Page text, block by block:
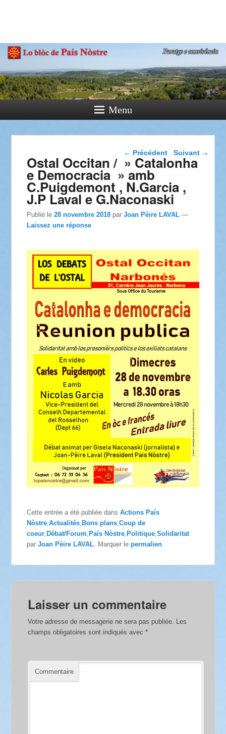
Paratge e Convivència
Menu
Navigation dans les
articles
← Précédent Suivant →
Ostal Occitan / » Catalonha
e Democracia » amb
C.Puigdemont , N.Garcia ,
J.P Laval e G.Naconaski
Publié le28 novembre 2018 parJoan Pèire LAVAL —
Laissez une réponse
Cette entrée a été publiée dansActions País
Nòstre,Actualités, Bons plans,Coup de
coeur, Débat/Forum, País Nòstre, Politique,Solidaritat
parJoan Pèire LAVAL. Marquer lepermalien.
Laisser un commentaire
Votre adresse de messagerie ne sera pas publiée. Les
champs obligatoires sont indiqués avec*
Commentaire